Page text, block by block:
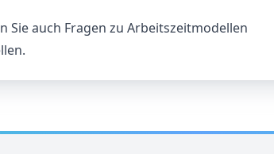
auch Fragen zu Arbeitszeitmodellen